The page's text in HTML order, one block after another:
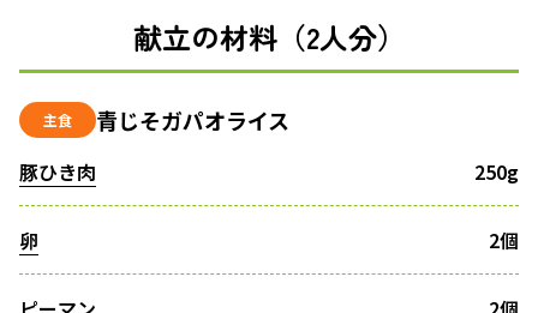
献立の材料（2人分）
主食 青じそガパオライス
豚ひき肉 250g
卵 2個